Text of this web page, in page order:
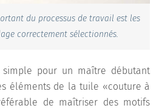
du processus de travail est les
correctement sélectionnés.
simple pour un maître débutant
éléments de la tuile «couture à
de maîtriser des motifs